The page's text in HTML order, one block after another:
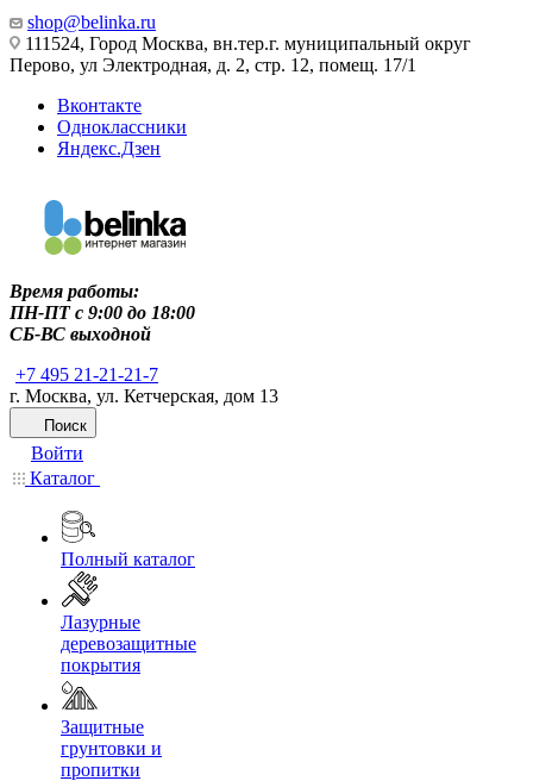
shop@belinka.ru
111524, Город Москва, вн.тер.г. муниципальный округ
Перово, ул Электродная, д. 2, стр. 12, помещ. 17/1
Вконтакте
Одноклассники
Яндекс.Дзен
Время работы:
ПН-ПТ c 9:00 до 18:00
СБ-ВС выходной
+7 495 21-21-21-7
г. Москва, ул. Кетчерская, дом 13
Поиск
Войти
Каталог
Полный каталог
Лазурные
деревозащитные
покрытия
Защитные
грунтовки и
пропитки